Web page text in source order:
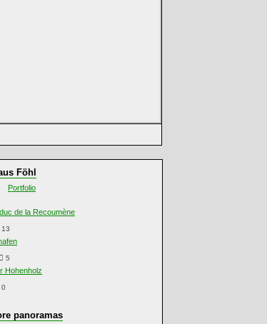
Föhl
Portfolio
de la Recoumène
13
5
Hohenholz
0
panoramas